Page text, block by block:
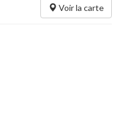
Voir la carte